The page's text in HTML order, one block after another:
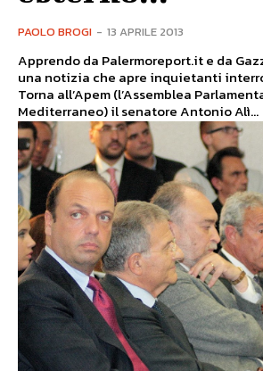
PAOLO BROGI - 13 APRILE 2013
Apprendo da Palermoreport.it e da
una notizia che apre inquietanti
Torna all’Apem (l’Assemblea
Mediterraneo) il senatore Antonio Alì...